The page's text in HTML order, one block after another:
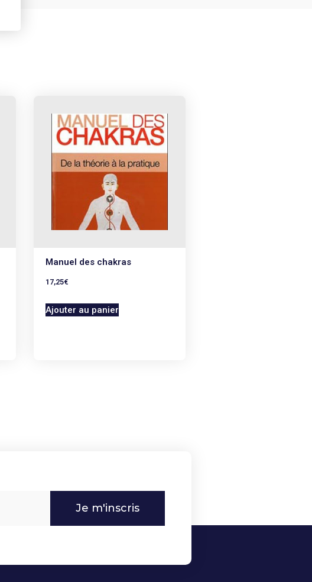
Manuel des chakras
17,25€
Ajouter au panier
Je m'inscris